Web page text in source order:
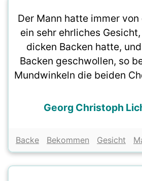
Der Mann hatte immer
ein sehr ehrliches
dicken Backen hatte,
Backen geschwollen, so
Mundwinkeln die beiden
Georg Christoph
Backe Bekommen Gesicht